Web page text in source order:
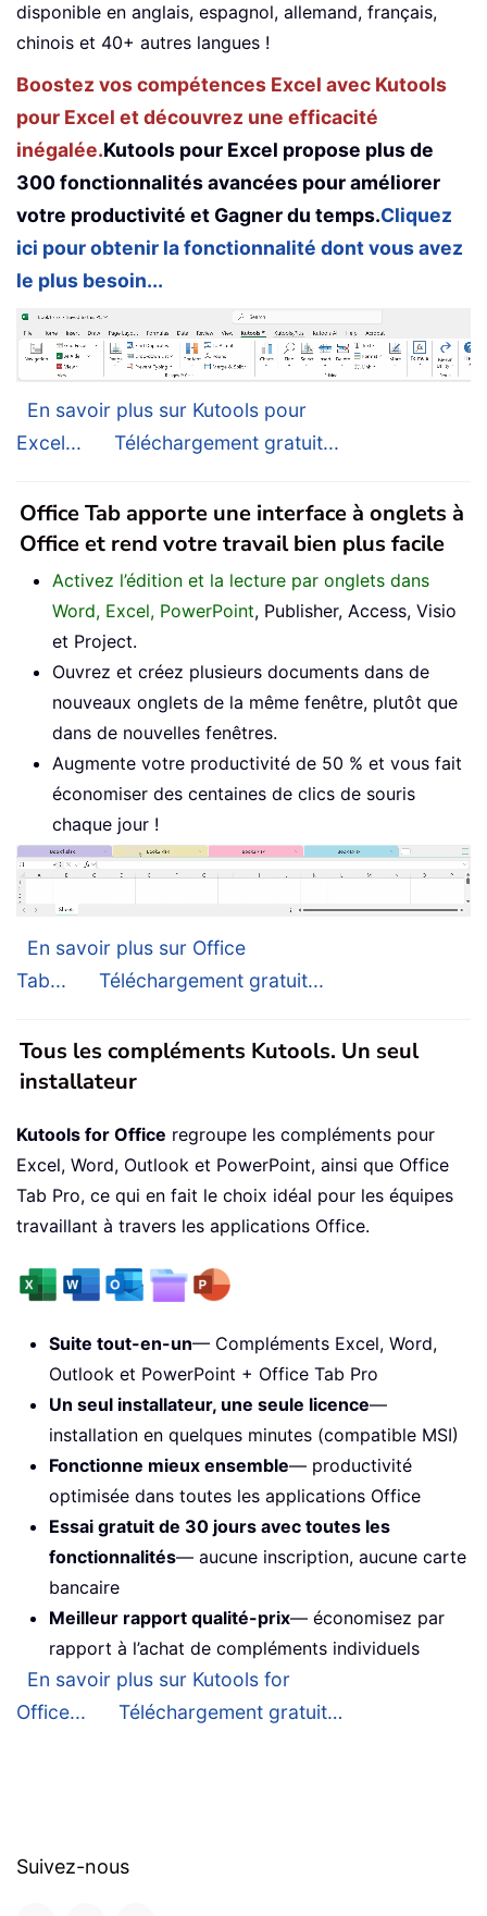
disponible en anglais, espagnol, allemand, français,
chinois et 40+ autres langues !
Boostez vos compétences Excel avec Kutools
pour Excel et découvrez une efficacité
inégalée.Kutools pour Excel propose plus de
300 fonctionnalités avancées pour améliorer
votre productivité et Gagner du temps.Cliquez
ici pour obtenir la fonctionnalité dont vous avez
le plus besoin...
En savoir plus sur Kutools pour
Excel...
Téléchargement gratuit...
Office Tab apporte une interface à onglets à
Office et rend votre travail bien plus facile
Activez l’édition et la lecture par onglets dans
Word, Excel, PowerPoint, Publisher, Access, Visio
et Project.
Ouvrez et créez plusieurs documents dans de
nouveaux onglets de la même fenêtre, plutôt que
dans de nouvelles fenêtres.
Augmente votre productivité de 50 % et vous fait
économiser des centaines de clics de souris
chaque jour !
En savoir plus sur Office
Tab...
Téléchargement gratuit...
Tous les compléments Kutools. Un seul
installateur
Kutools for Office regroupe les compléments pour
Excel, Word, Outlook et PowerPoint, ainsi que Office
Tab Pro, ce qui en fait le choix idéal pour les équipes
travaillant à travers les applications Office.
Suite tout-en-un— Compléments Excel, Word,
Outlook et PowerPoint + Office Tab Pro
Un seul installateur, une seule licence—
installation en quelques minutes (compatible MSI)
Fonctionne mieux ensemble— productivité
optimisée dans toutes les applications Office
Essai gratuit de 30 jours avec toutes les
fonctionnalités— aucune inscription, aucune carte
bancaire
Meilleur rapport qualité-prix— économisez par
rapport à l’achat de compléments individuels
En savoir plus sur Kutools for
Office...
Téléchargement gratuit…
Suivez-nous